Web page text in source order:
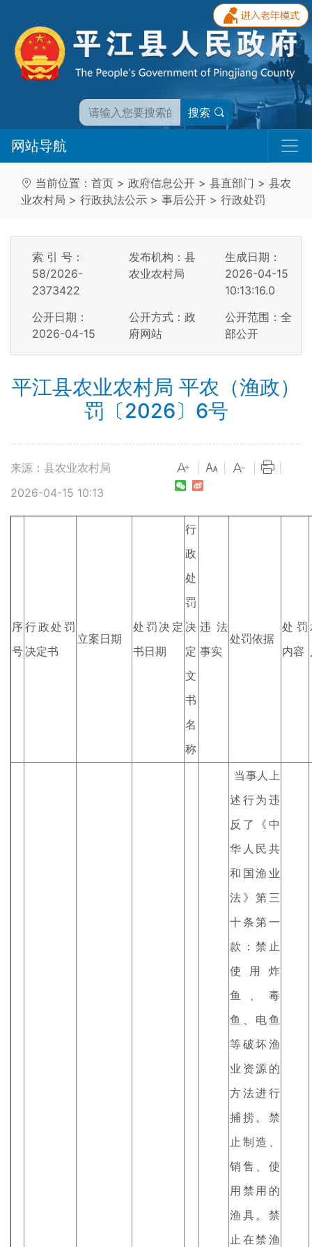
搜索
网站导航
当前位置： 首页 > 政府信息公开 > 县直部门 > 县农
业农村局 > 行政执法公示 > 事后公开 > 行政处罚
索 引 号：
58/2026-
2373422
发布机构：县
农业农村局
生成日期：
2026-04-15
10:13:16.0
公开日期：
2026-04-15
公开方式：政
府网站
公开范围：全
部公开
平江县农业农村局 平农（渔政）
罚〔2026〕6号
来源：县农业农村局
2026-04-15 10:13
序
号
行政处罚
决定书
立案日期
处罚决定
书日期
行
政
处
罚
决
定
文
书
名
称
违法
事实
处罚依据
处罚
内容
当事人上
述行为违
反了《中
华人民共
和国渔业
法》第三
十条第一
款：禁止
使用炸
鱼、毒
鱼、电鱼
等破坏渔
业资源的
方法进行
捕捞。禁
止制造、
销售、使
用禁用的
渔具。禁
止在禁渔